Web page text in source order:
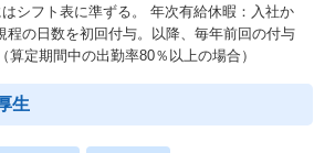
シフト表に準ずる。 年次有給休暇：入社か
程の日数を初回付与。以降、毎年前回の付与
算定期間中の出勤率80％以上の場合）
生